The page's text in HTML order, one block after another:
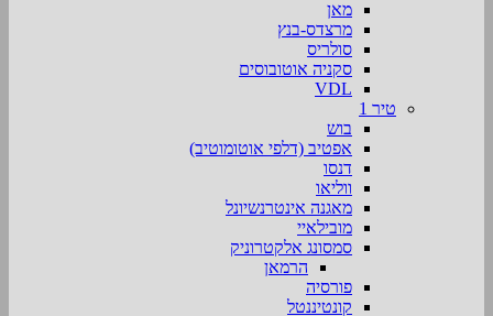
מאן
מרצדס-בנץ
סולריס
סקניה אוטובוסים
VDL
טיר 1
בוש
אפטיב (דלפי אוטומוטיב)
דנסו
ווליאו
מאגנה אינטרנשיונל
מובילאיי
סמסונג אלקטרוניק
הרמאן
פורסיה
קונטיננטל